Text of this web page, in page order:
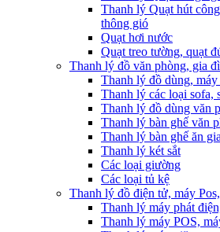
Thanh lý Quạt hút
thông gió
Quạt hơi nước
Quạt treo tường, quạt
Thanh lý đồ văn phòng, gia
Thanh lý đồ dùng,
Thanh lý các loại sofa,
Thanh lý đồ dùng văn
Thanh lý bàn ghế văn
Thanh lý bàn ghế ăn
Thanh lý két sắt
Các loại giường
Các loại tủ kệ
Thanh lý đồ điện tử, máy
Thanh lý máy phát
Thanh lý máy POS,